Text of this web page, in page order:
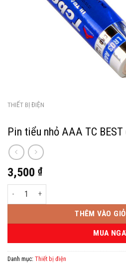
THIẾT BỊ ĐIỆN
Pin tiểu nhỏ AAA TC
3,500 ₫
Pin tiểu nhỏ AAA TC BEST (Pin 3A) số
THÊM VÀO
MUA
Danh mục: Thiết bị điện